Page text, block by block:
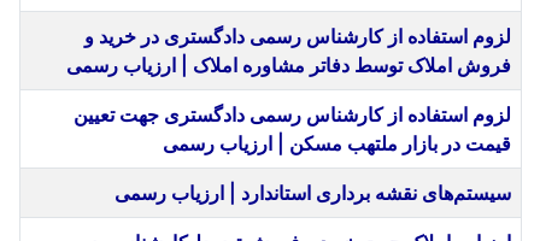
لزوم استفاده از کارشناس رسمی دادگستری در خرید و
فروش املاک توسط دفاتر مشاوره املاک | ارزیاب رسمی
لزوم استفاده از کارشناس رسمی دادگستری جهت تعیین
قیمت در بازار ملتهب مسکن | ارزیاب رسمی
سیستم‌های نقشه برداری استاندارد | ارزیاب رسمی